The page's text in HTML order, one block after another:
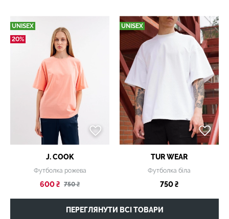
UNISEX
20%
J. COOK
Футболка рожева
600 ₴ 750 ₴
UNISEX
TUR WEAR
Футболка біла
750 ₴
ПЕРЕГЛЯНУТИ ВСІ ТОВАРИ